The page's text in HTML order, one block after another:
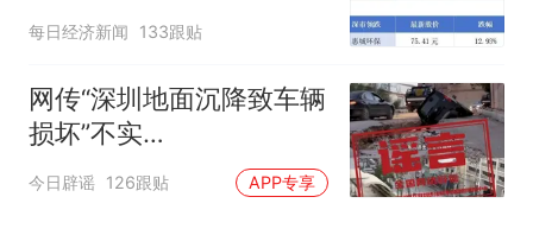
量跻身全球车企第六丨大
湾区财经早参
每日经济新闻 133跟贴
网传“深圳地面沉降致车辆
损坏”不实
（2026·08·06）
今日辟谣 126跟贴 APP专享